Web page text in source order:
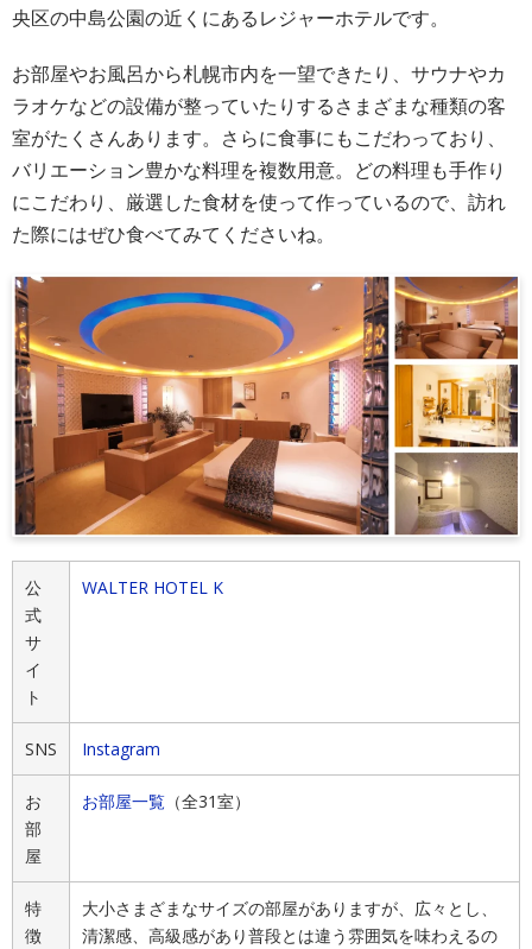
央区の中島公園の近くにあるレジャーホテルです。
お部屋やお風呂から札幌市内を一望できたり、サウナやカ
ラオケなどの設備が整っていたりするさまざまな種類の客
室がたくさんあります。さらに食事にもこだわっており、
バリエーション豊かな料理を複数用意。どの料理も手作り
にこだわり、厳選した食材を使って作っているので、訪れ
た際にはぜひ食べてみてくださいね。
公
式
サ
イ
ト
WALTER HOTEL K
SNS Instagram
お
部
屋
お部屋一覧 （全31室）
特
徴
大小さまざまなサイズの部屋がありますが、広々とし、
清潔感、高級感があり普段とは違う雰囲気を味わえるの